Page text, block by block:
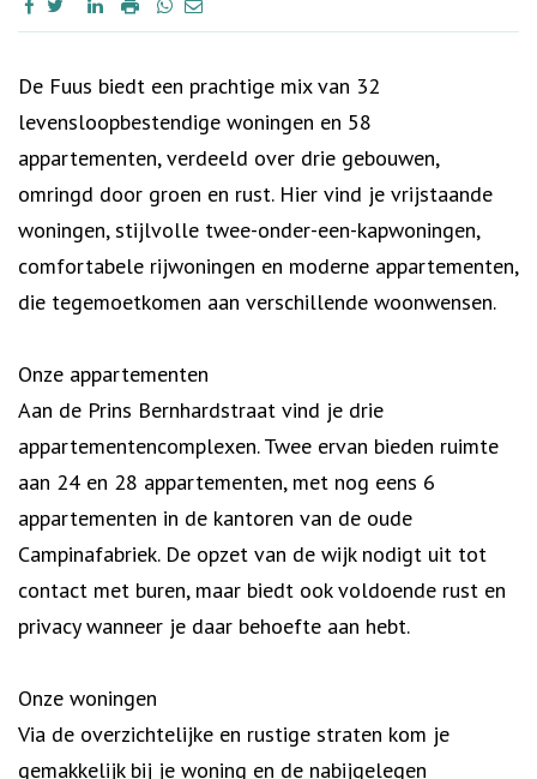
Omschrijving
De Fuus biedt een prachtige mix van 32
levensloopbestendige woningen en 58
appartementen, verdeeld over drie gebouwen,
omringd door groen en rust. Hier vind je vrijstaande
woningen, stijlvolle twee-onder-een-kapwoningen,
comfortabele rijwoningen en moderne appartementen,
die tegemoetkomen aan verschillende woonwensen.
Onze appartementen
Aan de Prins Bernhardstraat vind je drie
appartementencomplexen. Twee ervan bieden ruimte
aan 24 en 28 appartementen, met nog eens 6
appartementen in de kantoren van de oude
Campinafabriek. De opzet van de wijk nodigt uit tot
contact met buren, maar biedt ook voldoende rust en
privacy wanneer je daar behoefte aan hebt.
Onze woningen
Via de overzichtelijke en rustige straten kom je
gemakkelijk bij je woning en de nabijgelegen